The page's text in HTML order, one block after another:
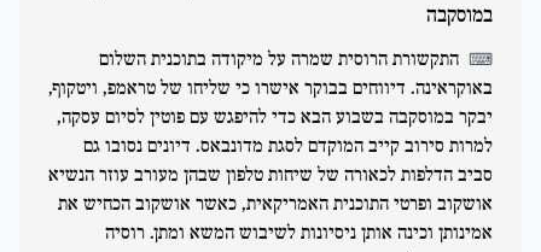
במוסקבה
⌨ התקשורת הרוסית שמרה על מיקודה בתוכנית השלום
באוקראינה. דיווחים בבוקר אישרו כי שליחו של טראמפ, ויטקוף,
יבקר במוסקבה בשבוע הבא כדי להיפגש עם פוטין לסיום עסקה,
למרות סירוב קייב המוקדם לסגת מדונבאס. דיונים נסובו גם
סביב הדלפות לכאורה של שיחות טלפון שבהן מעורב עוזר הנשיא
אושקוב ופרטי התוכנית האמריקאית, כאשר אושקוב הכחיש את
אמינותן וכינה אותן ניסיונות לשיבוש המשא ומתן. רוסיה